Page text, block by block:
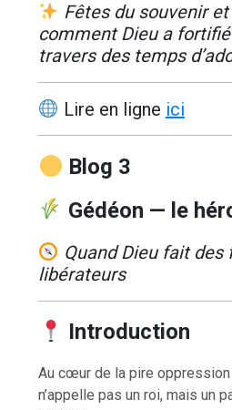
Fêtes du souvenir
comment Dieu a
travers des temps
Lire en ligne ici
Blog 3
Gédéon — le
Quand Dieu fait des
libérateurs
Introduction
Au cœur de la pire oppression
n’appelle pas un roi, mais un